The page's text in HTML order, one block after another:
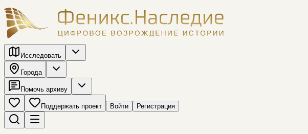
Исследовать
Города
Помочь архиву
Поддержать проект Войти Регистрация